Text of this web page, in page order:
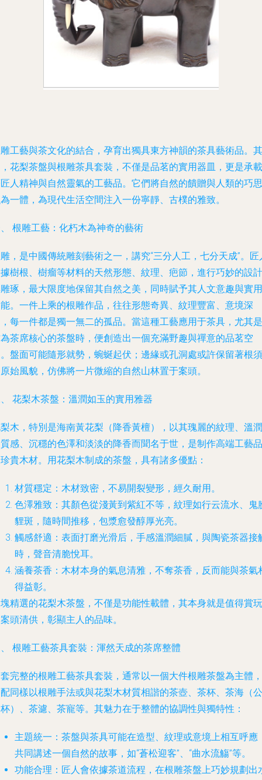
工藝與茶文化的結合，孕育出獨具東方神韻的茶具藝術品。其
花梨茶盤與根雕茶具套裝，不僅是品茗的實用器皿，更是承載
人精神與自然靈氣的工藝品。它們將自然的饋贈與人類的巧思
一體，為現代生活空間注入一份寧靜、古樸的雅致。
根雕工藝：化朽木為神奇的藝術
，是中國傳統雕刻藝術之一，講究“三分人工，七分天成”。匠
樹根、樹瘤等材料的天然形態、紋理、疤節，進行巧妙的設計
琢，最大限度地保留其自然之美，同時賦予其人文意趣與實用
。一件上乘的根雕作品，往往形態奇異、紋理豐富、意境深
每一件都是獨一無二的孤品。當這種工藝應用于茶具，尤其是
茶席核心的茶盤時，便創造出一個充滿野趣與禪意的品茗空
盤面可能隨形就勢，蜿蜒起伏；邊緣或孔洞處或許保留著根須
始風貌，仿佛將一片微縮的自然山林置于案頭。
花梨木茶盤：溫潤如玉的實用雅器
木，特別是海南黃花梨（降香黃檀），以其瑰麗的紋理、溫潤
感、沉穩的色澤和淡淡的降香而聞名于世，是制作高端工藝品
貴木材。用花梨木制成的茶盤，具有諸多優點：
材質穩定 ：木材致密，不易開裂變形，經久耐用。
色澤雅致 ：其顏色從淺黃到紫紅不等，紋理如行云流水、鬼
貍斑，隨時間推移，包漿愈發醇厚光亮。
觸感舒適 ：表面打磨光滑后，手感溫潤細膩，與陶瓷茶器接
時，聲音清脆悅耳。
涵養茶香 ：木材本身的氣息清雅，不奪茶香，反而能與茶氣
得益彰。
精選的花梨木茶盤，不僅是功能性載體，其本身就是值得賞玩
頭清供，彰顯主人的品味。
根雕工藝茶具套裝：渾然天成的茶席整體
完整的根雕工藝茶具套裝，通常以一個大件根雕茶盤為主體，
同樣以根雕手法或與花梨木材質相諧的茶壺、茶杯、茶海（公
）、茶濾、茶寵等。其魅力在于整體的協調性與獨特性：
主題統一 ：茶盤與茶具可能在造型、紋理或意境上相互呼應
共同講述一個自然的故事，如“蒼松迎客”、“曲水流觴”等。
功能合理 ：匠人會依據茶道流程，在根雕茶盤上巧妙規劃出